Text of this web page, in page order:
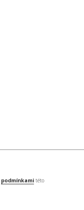
podmínkami této